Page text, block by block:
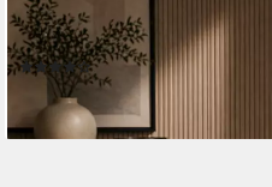
Relaxliege Schlafsessel
Grau
(4)
109,90 €
lieferbar - in 3-4 Werktagen bei dir